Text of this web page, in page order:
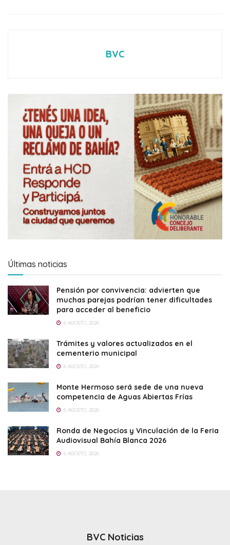
BVC
Últimas noticias
Pensión por convivencia: advierten que
muchas parejas podrían tener dificultades
para acceder al beneficio
6 AGOSTO, 2026
Trámites y valores actualizados en el
cementerio municipal
6 AGOSTO, 2026
Monte Hermoso será sede de una nueva
competencia de Aguas Abiertas Frías
6 AGOSTO, 2026
Ronda de Negocios y Vinculación de la Feria
Audiovisual Bahía Blanca 2026
6 AGOSTO, 2026
BVC Noticias